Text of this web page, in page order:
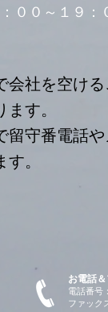
００～１９：
会社を空け
ます。
留守番電話
。
お電話
電話番号
ファック